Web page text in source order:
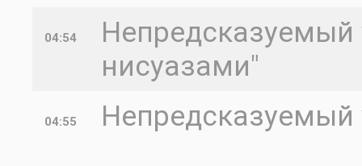
04:54
Непредсказуемый
нисуазами"
04:55